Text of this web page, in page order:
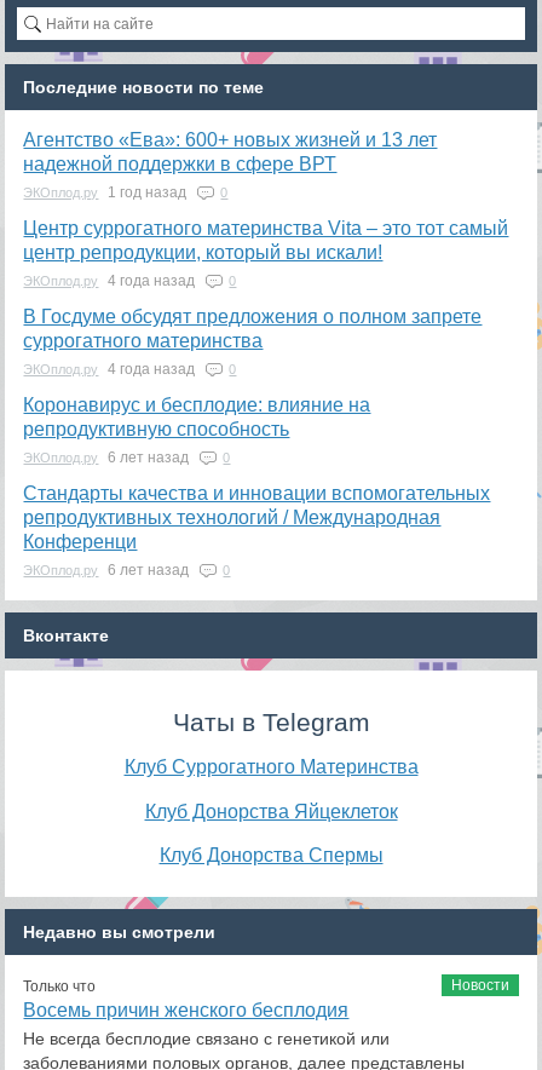
Последние новости по теме
Агентство «Ева»: 600+ новых жизней и 13 лет
надежной поддержки в сфере ВРТ
ЭКОплод.ру 1 год назад 0
​Центр суррогатного материнства Vita – это тот самый
центр репродукции, который вы искали!
ЭКОплод.ру 4 года назад 0
В Госдуме обсудят предложения о полном запрете
суррогатного материнства
ЭКОплод.ру 4 года назад 0
Коронавирус и бесплодие: влияние на
репродуктивную способность
ЭКОплод.ру 6 лет назад 0
​Стандарты качества и инновации вспомогательных
репродуктивных технологий / Международная
Конференци
ЭКОплод.ру 6 лет назад 0
Вконтакте
Чаты в Telegram
Клуб Суррогатного Материнства
Клуб Донорства Яйцеклеток
Клуб Донорства Спермы
Недавно вы смотрели
Новости
Только что
Восемь причин женского бесплодия
Не всегда бесплодие связано с генетикой или
заболеваниями половых органов, далее представлены